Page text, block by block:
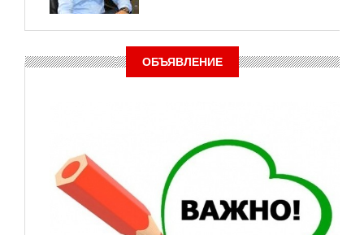
ОБЪЯВЛЕНИЕ